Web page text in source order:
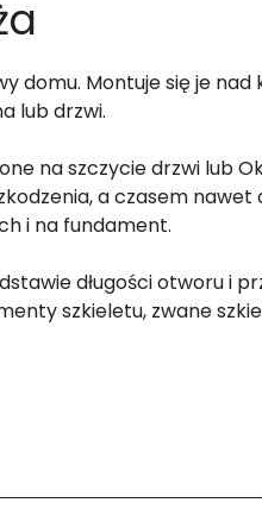
domu. Montuje się je
lub drzwi.
na szczycie drzwi lub
a czasem
i na fundament.
długości otworu i
szkieletu, zwane